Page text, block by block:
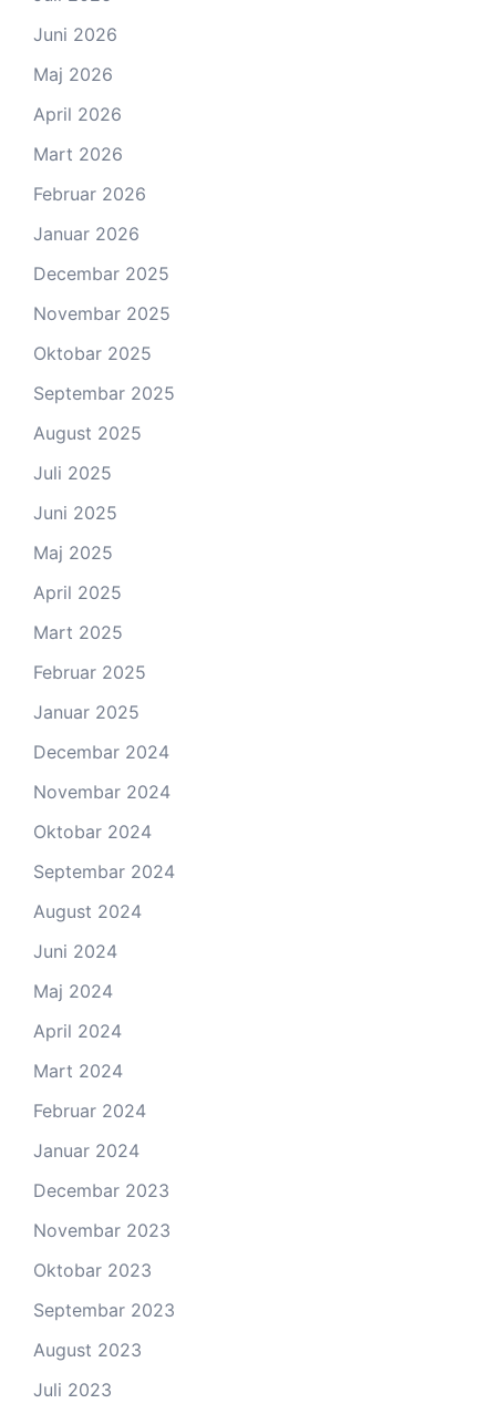
Juni 2026
Maj 2026
April 2026
Mart 2026
Februar 2026
Januar 2026
Decembar 2025
Novembar 2025
Oktobar 2025
Septembar 2025
August 2025
Juli 2025
Juni 2025
Maj 2025
April 2025
Mart 2025
Februar 2025
Januar 2025
Decembar 2024
Novembar 2024
Oktobar 2024
Septembar 2024
August 2024
Juni 2024
Maj 2024
April 2024
Mart 2024
Februar 2024
Januar 2024
Decembar 2023
Novembar 2023
Oktobar 2023
Septembar 2023
August 2023
Juli 2023